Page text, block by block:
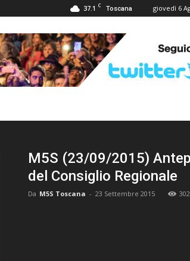
37.1 C Toscana giovedì 6
M5S (23/09/2015)
del Consiglio Regionale
Da M5S Toscana - 23 Settembre 2015 302